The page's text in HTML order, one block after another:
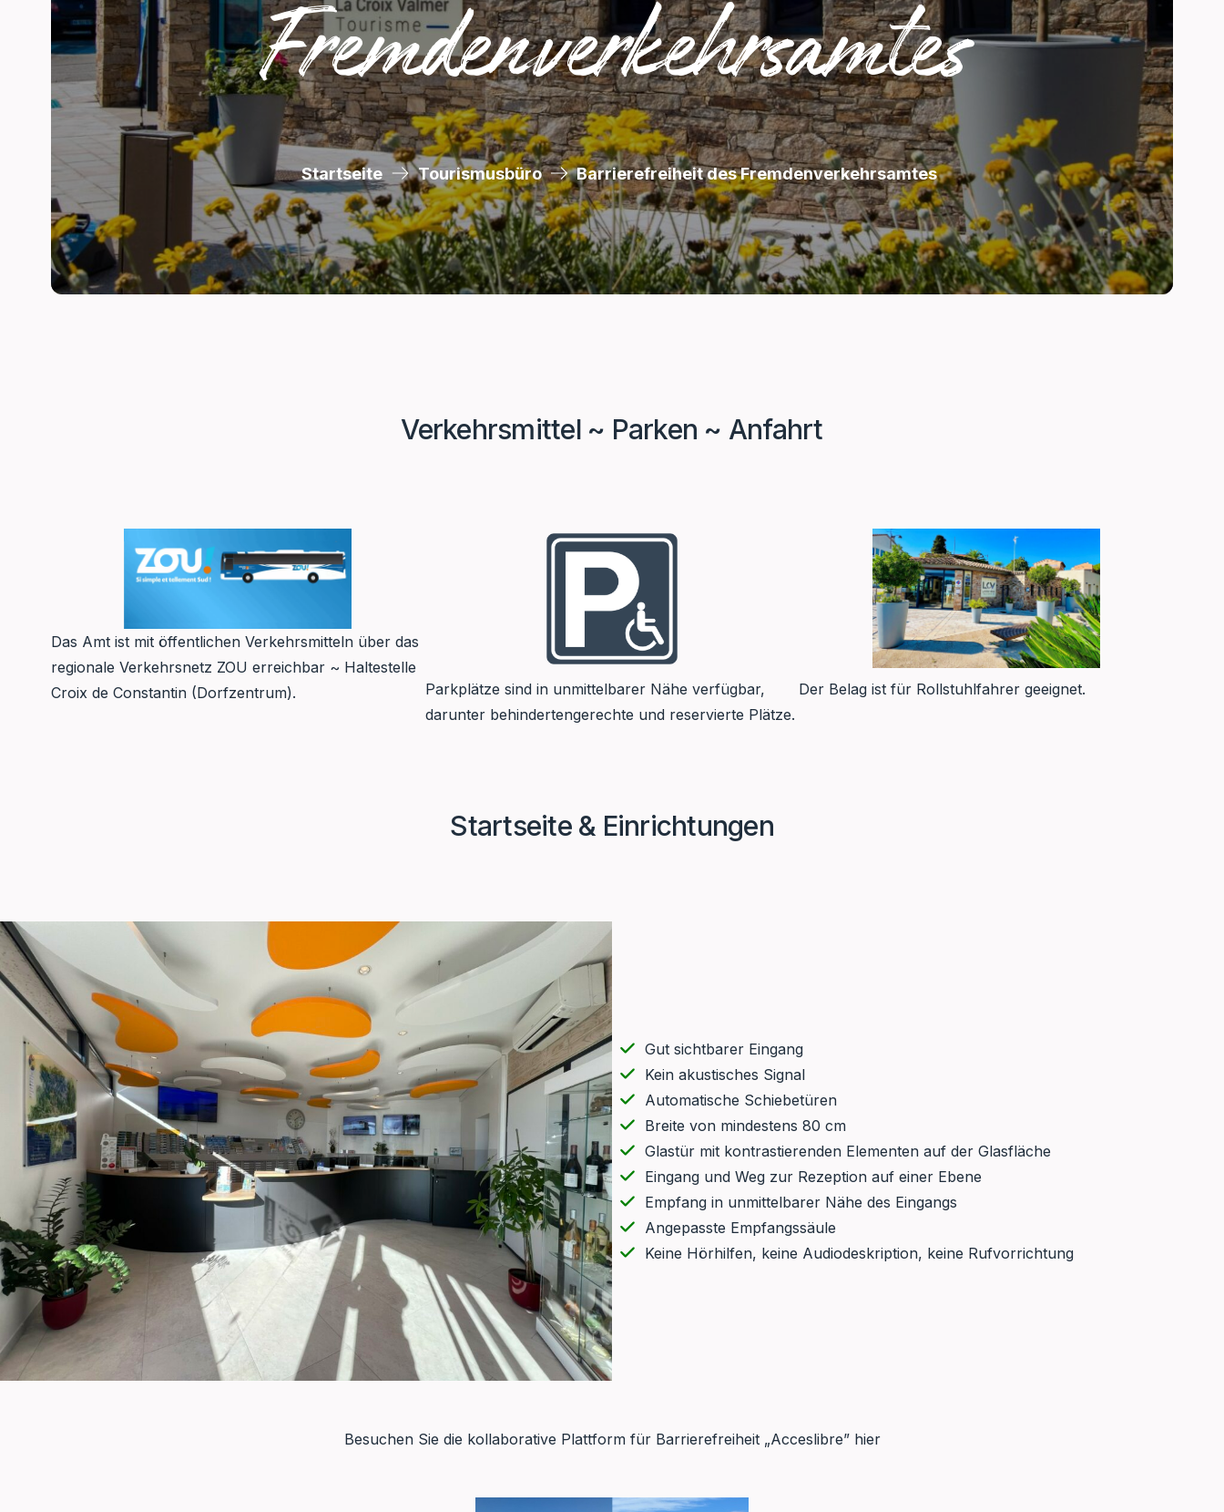
Fremdenverkehrsamtes
Startseite Tourismusbüro Barrierefreiheit des Fremdenverkehrsamtes
Verkehrsmittel ~ Parken ~ Anfahrt
Das Amt ist mit öffentlichen Verkehrsmitteln über das
regionale Verkehrsnetz ZOU erreichbar ~ Haltestelle
Croix de Constantin (Dorfzentrum).
Parkplätze sind in unmittelbarer Nähe verfügbar,
darunter behindertengerechte und reservierte Plätze.
Der Belag ist für Rollstuhlfahrer geeignet.
Startseite & Einrichtungen
Gut sichtbarer Eingang
Kein akustisches Signal
Automatische Schiebetüren
Breite von mindestens 80 cm
Glastür mit kontrastierenden Elementen auf der Glasfläche
Eingang und Weg zur Rezeption auf einer Ebene
Empfang in unmittelbarer Nähe des Eingangs
Angepasste Empfangssäule
Keine Hörhilfen, keine Audiodeskription, keine Rufvorrichtung
Besuchen Sie die kollaborative Plattform für Barrierefreiheit „Acceslibre” hier